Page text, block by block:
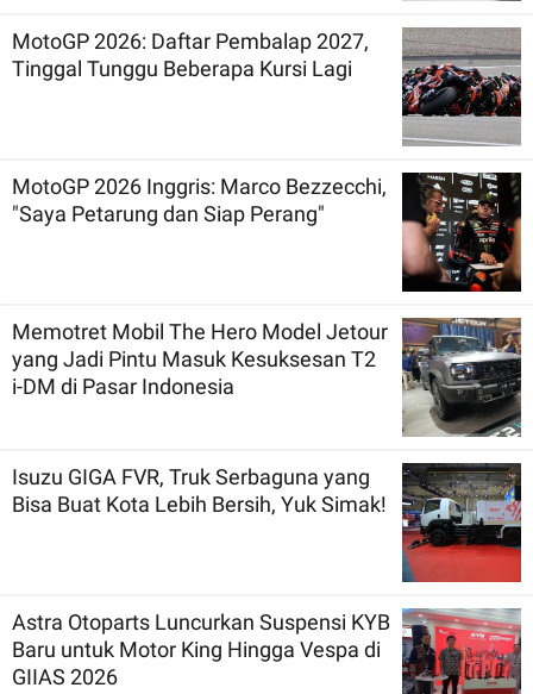
MotoGP 2026: Daftar Pembalap 2027,
Tinggal Tunggu Beberapa Kursi Lagi
MotoGP 2026 Inggris: Marco Bezzecchi,
"Saya Petarung dan Siap Perang"
Memotret Mobil The Hero Model Jetour
yang Jadi Pintu Masuk Kesuksesan T2
i-DM di Pasar Indonesia
Isuzu GIGA FVR, Truk Serbaguna yang
Bisa Buat Kota Lebih Bersih, Yuk Simak!
Astra Otoparts Luncurkan Suspensi KYB
Baru untuk Motor King Hingga Vespa di
GIIAS 2026